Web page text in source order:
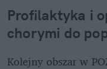
Profilaktyka i
chorymi do
Kolejny obszar w